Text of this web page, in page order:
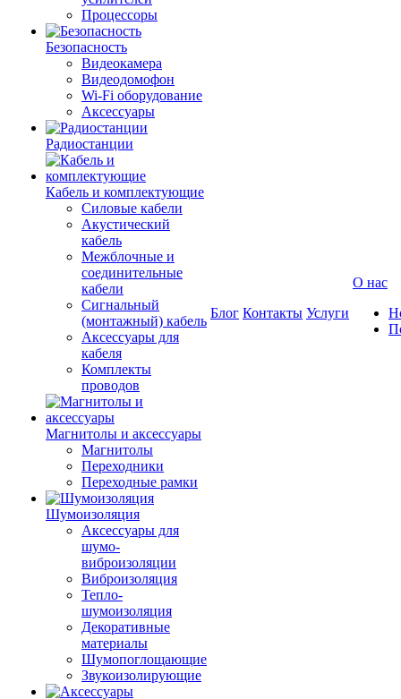
Процессоры
Безопасность
Видеокамера
Видеодомофон
Wi-Fi оборудование
Аксессуары
Радиостанции
Кабель и комплектующие
Силовые кабели
Акустический
кабель
Межблочные и
соединительные
кабели
Сигнальный
(монтажный) кабель
Аксессуары для
кабеля
Комплекты
проводов
Магнитолы и аксессуары
Магнитолы
Переходники
Переходные рамки
Шумоизоляция
Аксессуары для
шумо-
виброизоляции
Виброизоляция
Тепло-
шумоизоляция
Декоративные
материалы
Шумопоглощающие
Звукоизолирующие
Блог Контакты Услуги
О нас